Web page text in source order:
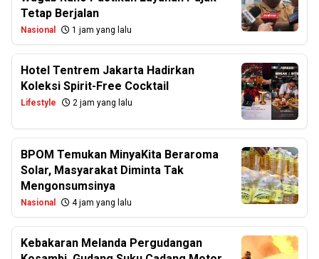
Tetap Berjalan
Nasional 1 jam yang lalu
Hotel Tentrem Jakarta Hadirkan
Koleksi Spirit-Free Cocktail
Lifestyle 2 jam yang lalu
BPOM Temukan MinyaKita Beraroma
Solar, Masyarakat Diminta Tak
Mengonsumsinya
Nasional 4 jam yang lalu
Kebakaran Melanda Pergudangan